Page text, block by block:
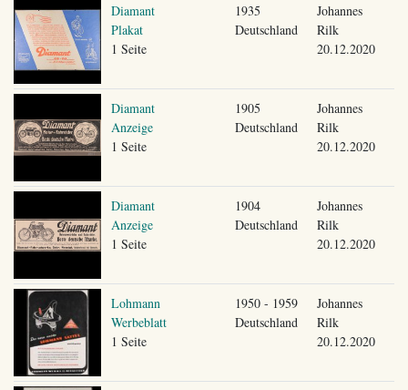
Diamant
Plakat
1 Seite
1935
Deutschland
Johannes
Rilk
20.12.2020
Diamant
Anzeige
1 Seite
1905
Deutschland
Johannes
Rilk
20.12.2020
Diamant
Anzeige
1 Seite
1904
Deutschland
Johannes
Rilk
20.12.2020
Lohmann
Werbeblatt
1 Seite
1950 - 1959
Deutschland
Johannes
Rilk
20.12.2020